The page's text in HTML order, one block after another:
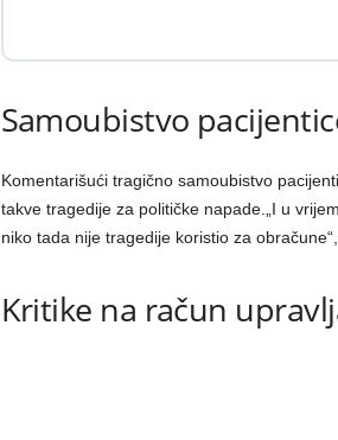
Samoubistvo
Komentarišući tragično samoubistvo
takve tragedije za političke napade.„I u
niko tada nije tragedije koristio za
Kritike na račun